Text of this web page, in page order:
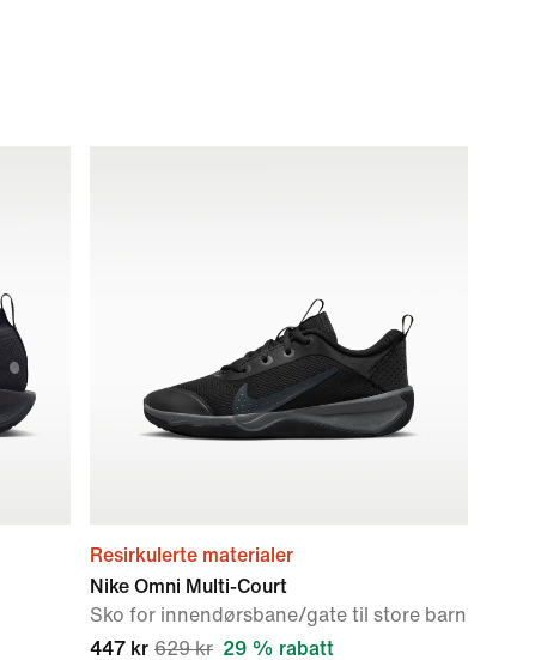
Resirkulerte materialer
Nike Omni Multi-Court
Sko for innendørsbane/gate til store barn
447 kr 629 kr 29 % rabatt